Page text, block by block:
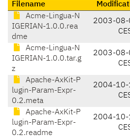
Filename
Acme-Lingua-N
IGERIAN-1.0.0.rea
dme
2003-08-
Acme-Lingua-N
IGERIAN-1.0.0.tar.g
z
2003-08-
Apache-AxKit-P
lugin-Param-Expr-
0.2.meta
2004-10-
Apache-AxKit-P
lugin-Param-Expr-
0.2.readme
2004-10-